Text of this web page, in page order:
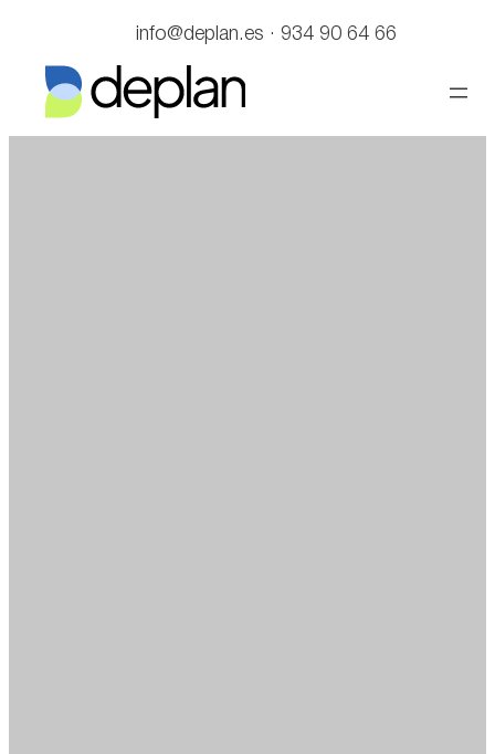
contenido
info@deplan.es · 934 90 64 66